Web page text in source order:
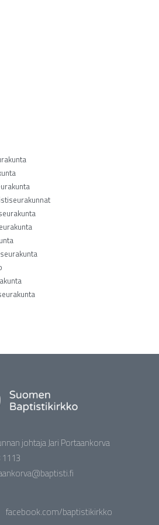
johtaja Jari Portaankorva
facebook.com/baptistikirkko